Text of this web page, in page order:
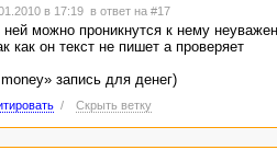
в 17:19 в ответ на #17
можно проникнутся к нему
как он текст не пишет а проверяет
запись для денег)
/ Скрыть ветку